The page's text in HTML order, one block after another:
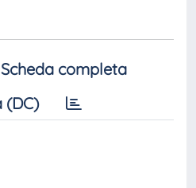
Scheda completa
(DC)